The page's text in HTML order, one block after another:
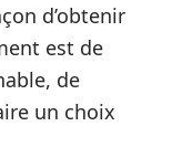
d’obtenir
est de
de
un choix